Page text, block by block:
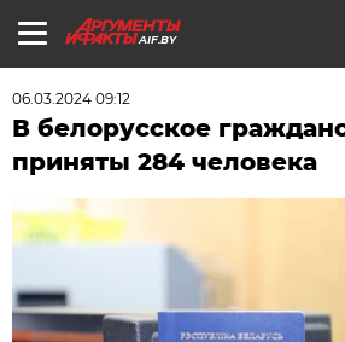
AIF.BY
06.03.2024 09:12
В белорусское
приняты 284 человека